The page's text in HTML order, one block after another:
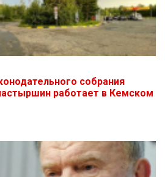
собрания
работает в Кемском